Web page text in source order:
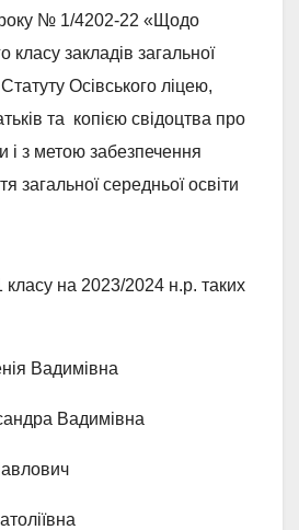
року № 1/4202-22 «Щодо
класу закладів загальної
Осівського ліцею,
та копією свідоцтва про
і з метою забезпечення
загальної середньої освіти
на 2023/2024 н.р. таких
Вадимівна
Вадимівна